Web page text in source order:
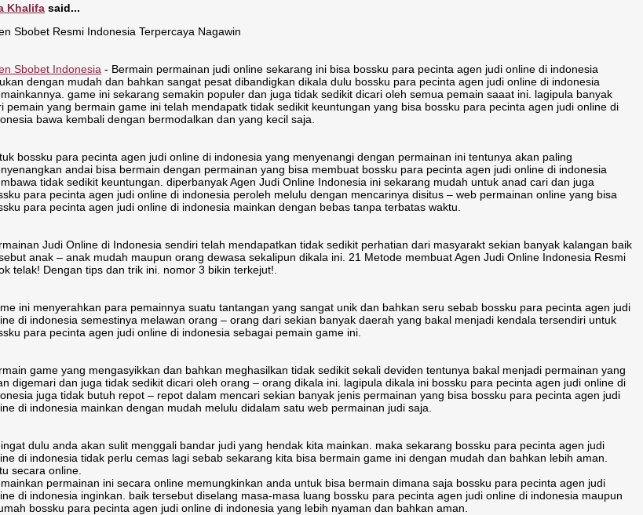
Khalifa said...
Sbobet Resmi Indonesia Terpercaya Nagawin
Sbobet Indonesia - Bermain permainan judi online sekarang ini bisa bossku para pecinta agen judi online di indonesia
dengan mudah dan bahkan sangat pesat dibandigkan dikala dulu bossku para pecinta agen judi online di indonesia
game ini sekarang semakin populer dan juga tidak sedikit dicari oleh semua pemain saaat ini. lagipula banyak
pemain yang bermain game ini telah mendapatk tidak sedikit keuntungan yang bisa bossku para pecinta agen judi online di
bawa kembali dengan bermodalkan dan yang kecil saja.
bossku para pecinta agen judi online di indonesia yang menyenangi dengan permainan ini tentunya akan paling
andai bisa bermain dengan permainan yang bisa membuat bossku para pecinta agen judi online di indonesia
tidak sedikit keuntungan. diperbanyak Agen Judi Online Indonesia ini sekarang mudah untuk anad cari dan juga
para pecinta agen judi online di indonesia peroleh melulu dengan mencarinya disitus – web permainan online yang bisa
para pecinta agen judi online di indonesia mainkan dengan bebas tanpa terbatas waktu.
Judi Online di Indonesia sendiri telah mendapatkan tidak sedikit perhatian dari masyarakt sekian banyak kalangan baik
anak – anak mudah maupun orang dewasa sekalipun dikala ini. 21 Metode membuat Agen Judi Online Indonesia Resmi
telak! Dengan tips dan trik ini. nomor 3 bikin terkejut!.
ini menyerahkan para pemainnya suatu tantangan yang sangat unik dan bahkan seru sebab bossku para pecinta agen judi
di indonesia semestinya melawan orang – orang dari sekian banyak daerah yang bakal menjadi kendala tersendiri untuk
para pecinta agen judi online di indonesia sebagai pemain game ini.
game yang mengasyikkan dan bahkan meghasilkan tidak sedikit sekali deviden tentunya bakal menjadi permainan yang
digemari dan juga tidak sedikit dicari oleh orang – orang dikala ini. lagipula dikala ini bossku para pecinta agen judi online di
juga tidak butuh repot – repot dalam mencari sekian banyak jenis permainan yang bisa bossku para pecinta agen judi
di indonesia mainkan dengan mudah melulu didalam satu web permainan judi saja.
dulu anda akan sulit menggali bandar judi yang hendak kita mainkan. maka sekarang bossku para pecinta agen judi
di indonesia tidak perlu cemas lagi sebab sekarang kita bisa bermain game ini dengan mudah dan bahkan lebih aman.
secara online.
permainan ini secara online memungkinkan anda untuk bisa bermain dimana saja bossku para pecinta agen judi
di indonesia inginkan. baik tersebut diselang masa-masa luang bossku para pecinta agen judi online di indonesia maupun
bossku para pecinta agen judi online di indonesia yang lebih nyaman dan bahkan aman.